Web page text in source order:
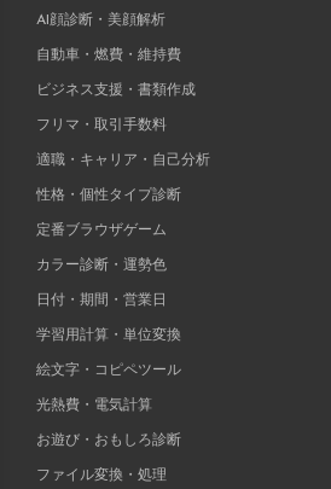
AI顔診断・美顔解析
自動車・燃費・維持費
ビジネス支援・書類作成
フリマ・取引手数料
適職・キャリア・自己分析
性格・個性タイプ診断
定番ブラウザゲーム
カラー診断・運勢色
日付・期間・営業日
学習用計算・単位変換
絵文字・コピペツール
光熱費・電気計算
お遊び・おもしろ診断
ファイル変換・処理